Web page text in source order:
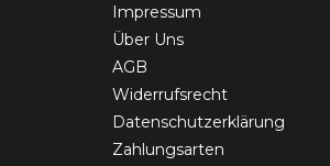
Impressum
Über Uns
AGB
Widerrufsrecht
Datenschutzerklärung
Zahlungsarten